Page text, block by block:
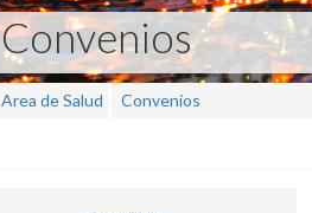
Convenios
Area de Salud Convenios